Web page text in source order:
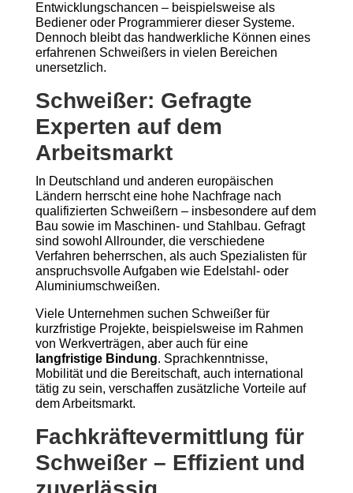
Entwicklungschancen – beispielsweise als
Bediener oder Programmierer dieser Systeme.
Dennoch bleibt das handwerkliche Können eines
erfahrenen Schweißers in vielen Bereichen
unersetzlich.
Schweißer: Gefragte
Experten auf dem
Arbeitsmarkt
In Deutschland und anderen europäischen
Ländern herrscht eine hohe Nachfrage nach
qualifizierten Schweißern – insbesondere auf dem
Bau sowie im Maschinen- und Stahlbau. Gefragt
sind sowohl Allrounder, die verschiedene
Verfahren beherrschen, als auch Spezialisten für
anspruchsvolle Aufgaben wie Edelstahl- oder
Aluminiumschweißen.
Viele Unternehmen suchen Schweißer für
kurzfristige Projekte, beispielsweise im Rahmen
von Werkverträgen, aber auch für eine
langfristige Bindung. Sprachkenntnisse,
Mobilität und die Bereitschaft, auch international
tätig zu sein, verschaffen zusätzliche Vorteile auf
dem Arbeitsmarkt.
Fachkräftevermittlung für
Schweißer – Effizient und